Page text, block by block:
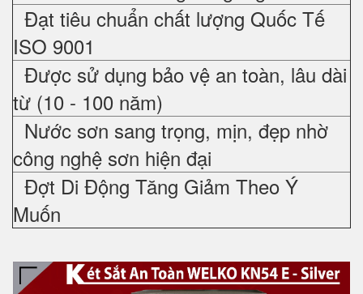
Đạt tiêu chuẩn chất lượng Quốc Tế
ISO 9001
Được sử dụng bảo vệ an toàn, lâu dài
từ (10 - 100 năm)
Nước sơn sang trọng, mịn, đẹp nhờ
công nghệ sơn hiện đại
Đợt Di Động Tăng Giảm Theo Ý
Muốn